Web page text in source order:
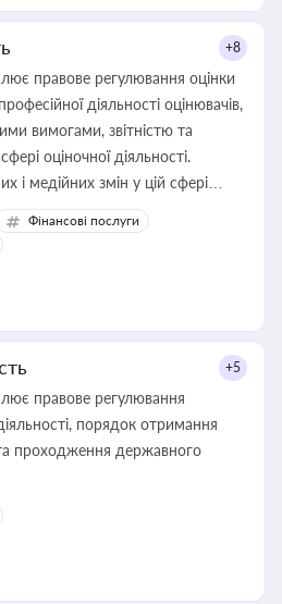
+8
правове регулювання оцінки
діяльності оцінювачів,
вимогами, звітністю та
оціночної діяльності.
і медійних змін у цій сфері
керівника, юриста або
приватизації, оренди
угод і перевірки
діяльності
Фінансові послуги
+5
правове регулювання
порядок отримання
проходження державного